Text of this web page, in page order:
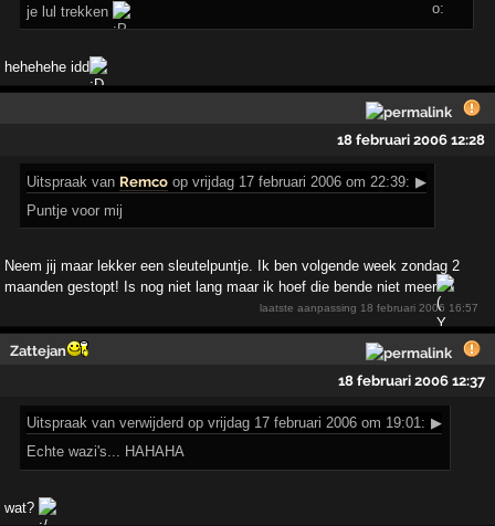
je lul trekken
hehehehe idd
18 februari 2006 12:28
Uitspraak van Remco op vrijdag 17 februari 2006 om 22:39: ▶
Puntje voor mij
Neem jij maar lekker een sleutelpuntje. Ik ben volgende week zondag 2
maanden gestopt! Is nog niet lang maar ik hoef die bende niet meer
!
laatste aanpassing 18 februari 2006 16:57
Zattejan
18 februari 2006 12:37
Uitspraak van verwijderd op vrijdag 17 februari 2006 om 19:01: ▶
Echte wazi's... HAHAHA
wat?